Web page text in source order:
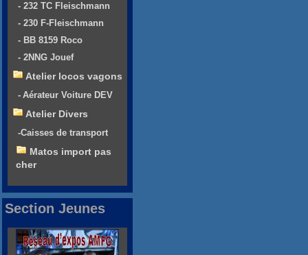
- 232 TC Fleischmann
- 230 F-Fleischmann
- BB 8159 Roco
- 2NNG Jouef
Atelier locos vagons
- Aérateur Voiture DEV
Atelier Divers
-Caisses de transport
Matos import pas
cher
Section Jeunes